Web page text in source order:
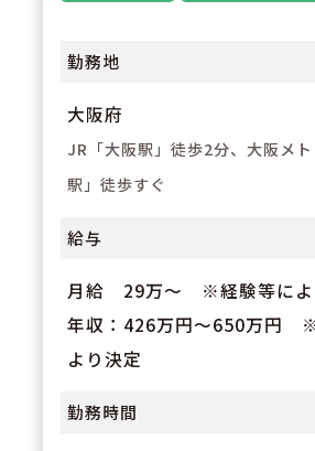
勤務地
大阪府
JR「大阪駅」徒歩2分、大阪メ
駅」徒歩すぐ
給与
月給 29万～ ※経験等によ
年収：426万円～650万円
より決定
勤務時間